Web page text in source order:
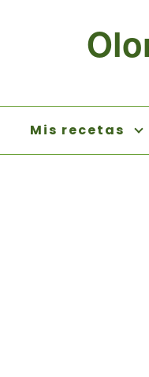
Mis recetas